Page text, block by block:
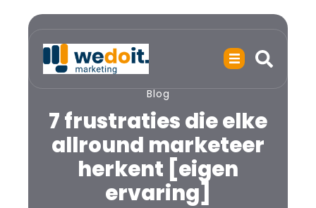
Blog
7 frustraties die elke
allround marketeer
herkent [eigen
ervaring]